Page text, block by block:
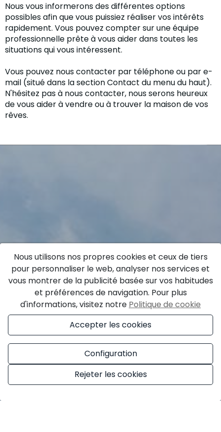
Nous vous informerons des différentes options
possibles afin que vous puissiez réaliser vos intérêts
rapidement. Vous pouvez compter sur une équipe
professionnelle prête à vous aider dans toutes les
situations qui vous intéressent.
Vous pouvez nous contacter par téléphone ou par e-
mail (situé dans la section Contact du menu du haut).
N'hésitez pas à nous contacter, nous serons heureux
de vous aider à vendre ou à trouver la maison de vos
rêves.
Nous utilisons nos propres cookies et ceux de tiers
pour personnaliser le web, analyser nos services et
vous montrer de la publicité basée sur vos habitudes
et préférences de navigation. Pour plus
d'informations, visitez notre Politique de cookie
Accepter les cookies
Configuration
Rejeter les cookies